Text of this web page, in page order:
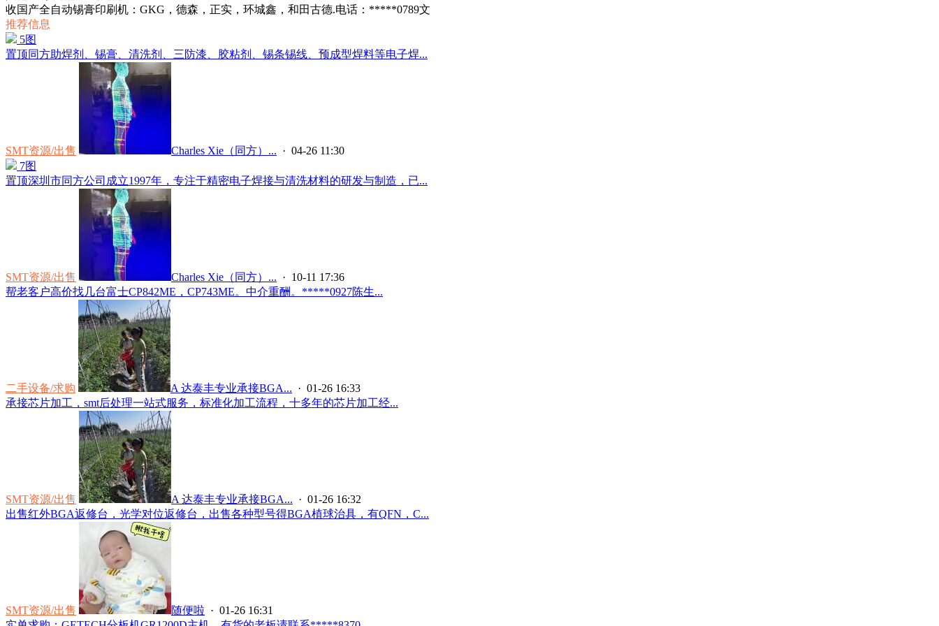
收国产全自动锡膏印刷机：GKG，德森，正实，环城鑫，和田古德.电话：*****0789文
推荐信息
5图
置顶同方助焊剂、锡膏、清洗剂、三防漆、胶粘剂、锡条锡线、预成型焊料等电子焊...
SMT资源/出售 Charles Xie（同方）... · 04-26 11:30
7图
置顶深圳市同方公司成立1997年，专注于精密电子焊接与清洗材料的研发与制造，已...
SMT资源/出售 Charles Xie（同方）... · 10-11 17:36
帮老客户高价找几台富士CP842ME，CP743ME。中介重酬。*****0927陈生...
二手设备/求购 A 达泰丰专业承接BGA... · 01-26 16:33
承接芯片加工，smt后处理一站式服务，标准化加工流程，十多年的芯片加工经...
SMT资源/出售 A 达泰丰专业承接BGA... · 01-26 16:32
出售红外BGA返修台，光学对位返修台，出售各种型号得BGA植球治具，有QFN，C...
SMT资源/出售 随便啦 · 01-26 16:31